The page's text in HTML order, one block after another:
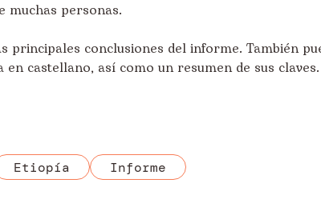
muchas personas.
principales conclusiones del informe. También
castellano, así como un resumende sus claves.
Etiopía Informe